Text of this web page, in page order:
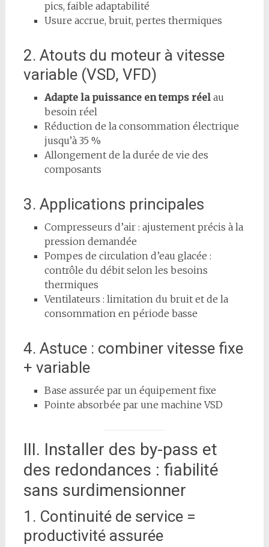
pics, faible adaptabilité
Usure accrue, bruit, pertes thermiques
2. Atouts du moteur à vitesse
variable (VSD, VFD)
Adapte la puissance en temps réelau
besoin réel
Réduction de la consommation électrique
jusqu’à 35 %
Allongement de la durée de vie des
composants
3. Applications principales
Compresseurs d’air : ajustement précis à la
pression demandée
Pompes de circulation d’eau glacée :
contrôle du débit selon les besoins
thermiques
Ventilateurs : limitation du bruit et de la
consommation en période basse
4. Astuce : combiner vitesse fixe
+ variable
Base assurée par un équipement fixe
Pointe absorbée par une machine VSD
III. Installer des by-pass et
des redondances : fiabilité
sans surdimensionner
1. Continuité de service =
productivité assurée